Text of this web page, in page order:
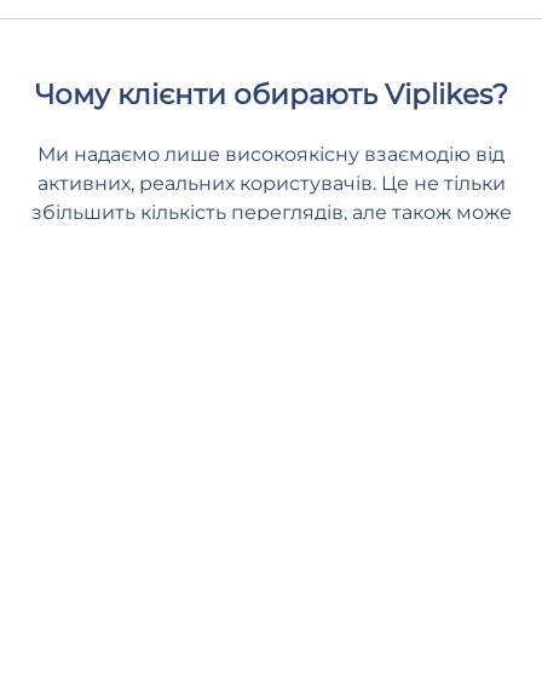
Чому клієнти обирають Viplikes?
Ми надаємо лише високоякісну взаємодію від
активних, реальних користувачів. Це не тільки
збільшить кількість переглядів, але також може